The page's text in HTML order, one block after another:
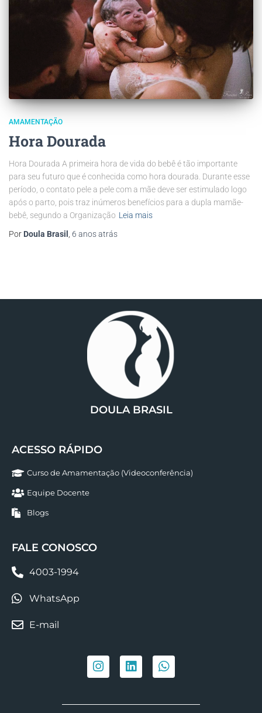
AMAMENTAÇÃO
Hora Dourada
Hora Dourada A primeira hora de vida do bebê é tão importante
para seu futuro que é conhecida como hora dourada. Durante esse
período, o contato pele a pele com a mãe deve ser estimulado logo
após o parto, pois traz inúmeros benefícios para a dupla mamãe-
bebê, segundo a Organização Leia mais
Por Doula Brasil 6 anosatrás
DOULA BRASIL
ACESSO RÁPIDO
Curso de Amamentação (Videoconferência)
Equipe Docente
Blogs
FALE CONOSCO
4003-1994
WhatsApp
E-mail